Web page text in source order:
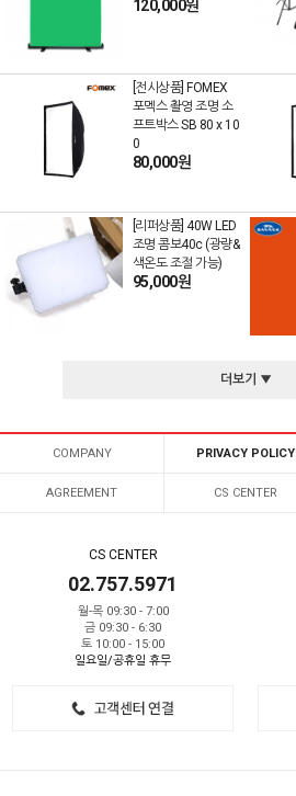
120,000원
[전시상품] FOMEX
포멕스 촬영 조명 소
프트박스 SB 80 x 10
0
80,000원
[리퍼상품] 40W LED
조명 콤보40c (광량&
색온도 조절 가능)
95,000원
더보기 ▼
COMPANY PRIVACY POLICY
AGREEMENT CS CENTER
CS CENTER
02.757.5971
월-목 09:30 - 7:00
금 09:30 - 6:30
토 10:00 - 15:00
일요일/공휴일 휴무